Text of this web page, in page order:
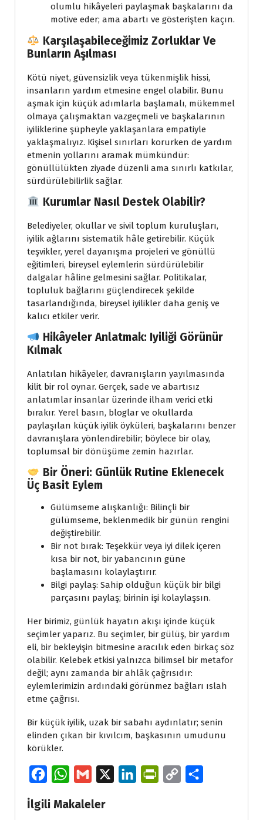
olumlu hikâyeleri paylaşmak başkalarını da
motive eder; ama abartı ve gösterişten kaçın.
Karşılaşabileceğimiz Zorluklar Ve
Bunların Aşılması
Kötü niyet, güvensizlik veya tükenmişlik hissi,
insanların yardım etmesine engel olabilir. Bunu
aşmak için küçük adımlarla başlamalı, mükemmel
olmaya çalışmaktan vazgeçmeli ve başkalarının
iyiliklerine şüpheyle yaklaşanlara empatiyle
yaklaşmalıyız. Kişisel sınırları korurken de yardım
etmenin yollarını aramak mümkündür:
gönüllülükten ziyade düzenli ama sınırlı katkılar,
sürdürülebilirlik sağlar.
Kurumlar Nasıl Destek Olabilir?
Belediyeler, okullar ve sivil toplum kuruluşları,
iyilik ağlarını sistematik hâle getirebilir. Küçük
teşvikler, yerel dayanışma projeleri ve gönüllü
eğitimleri, bireysel eylemlerin sürdürülebilir
dalgalar hâline gelmesini sağlar. Politikalar,
topluluk bağlarını güçlendirecek şekilde
tasarlandığında, bireysel iyilikler daha geniş ve
kalıcı etkiler verir.
Hikâyeler Anlatmak: Iyiliği Görünür
Kılmak
Anlatılan hikâyeler, davranışların yayılmasında
kilit bir rol oynar. Gerçek, sade ve abartısız
anlatımlar insanlar üzerinde ilham verici etki
bırakır. Yerel basın, bloglar ve okullarda
paylaşılan küçük iyilik öyküleri, başkalarını benzer
davranışlara yönlendirebilir; böylece bir olay,
toplumsal bir dönüşüme zemin hazırlar.
Bir Öneri: Günlük Rutine Eklenecek
Üç Basit Eylem
Gülümseme alışkanlığı: Bilinçli bir
gülümseme, beklenmedik bir günün rengini
değiştirebilir.
Bir not bırak: Teşekkür veya iyi dilek içeren
kısa bir not, bir yabancının güne
başlamasını kolaylaştırır.
Bilgi paylaş: Sahip olduğun küçük bir bilgi
parçasını paylaş; birinin işi kolaylaşsın.
Her birimiz, günlük hayatın akışı içinde küçük
seçimler yaparız. Bu seçimler, bir gülüş, bir yardım
eli, bir bekleyişin bitmesine aracılık eden birkaç söz
olabilir. Kelebek etkisi yalnızca bilimsel bir metafor
değil; aynı zamanda bir ahlâk çağrısıdır:
eylemlerimizin ardındaki görünmez bağları ıslah
etme çağrısı.
Bir küçük iyilik, uzak bir sabahı aydınlatır; senin
elinden çıkan bir kıvılcım, başkasının umudunu
körükler.
c
W
a
a
İlgili Makaleler